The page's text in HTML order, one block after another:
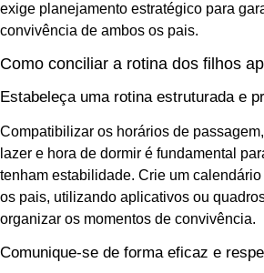
exige planejamento estratégico para
convivência de ambos os pais.
Como conciliar a rotina dos filhos
Estabeleça uma rotina estruturada e
Compatibilizar os horários de
lazer e hora de dormir é fundamental
tenham estabilidade. Crie um
os pais, utilizando aplicativos ou
organizar os momentos de convivência.
Comunique-se de forma eficaz e